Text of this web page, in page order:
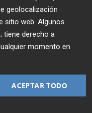
que
geolocalización
sitio web. Algunos
tiene derecho a
momento en
ACEPTAR TODO